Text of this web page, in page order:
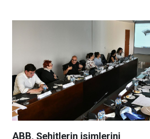
ABB, Şehitlerin isimlerini